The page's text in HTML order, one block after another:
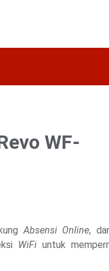
WF-
Absensi Online,
WiFiuntuk